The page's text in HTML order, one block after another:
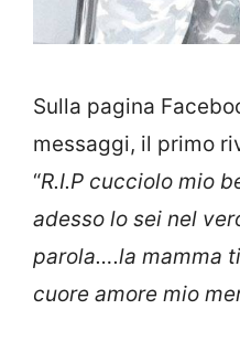
Sulla pagina
messaggi, il primo
“R.I.P cucciolo mio
adesso lo sei nel
parola….la mamma
cuore amore mio